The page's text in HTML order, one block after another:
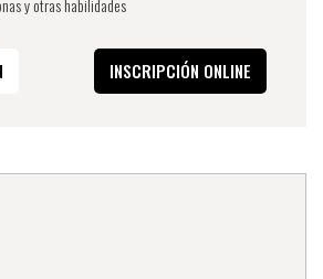
y otras habilidades
INSCRIPCIÓN ONLINE